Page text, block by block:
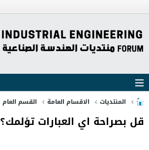
المنتديات الاقسام العامة القسم العام
قل بصراحة اي العبارات تؤلمك؟